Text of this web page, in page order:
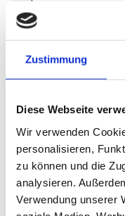
Zustimmung
Diese Webseite
Wir verwenden
personalisieren,
zu können und die
analysieren.
Verwendung unserer
E-MAIL-ADRESSE